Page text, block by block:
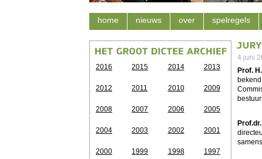
home nieuws over spelregels
2016 2015 2014 2013
2012 2011 2010 2009
2008 2007 2006 2005
2004 2003 2002 2001
2000 1999 1998 1997
4 juni
Prof.